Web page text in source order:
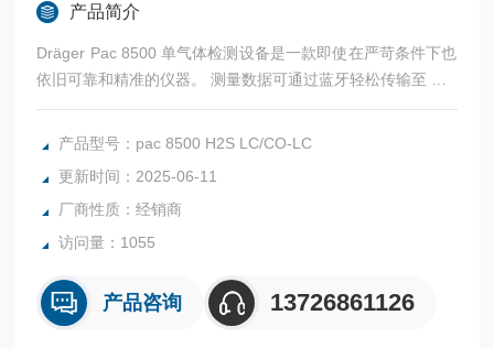
产品简介
Dräger Pac 8500 单气体检测设备是一款即使在严苛条件下也
依旧可靠和精准的仪器。 测量数据可通过蓝牙轻松传输至 Drä
ger Gas Detection Connect系统。 该设备可配备氢气补偿型
CO 传感器或德尔格双传感器。 这样可让您同时测量两种气
产品型号：pac 8500 H2S LC/CO-LC
更新时间：2025-06-11
厂商性质：经销商
访问量：1055
产品咨询 13726861126